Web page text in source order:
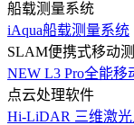
船载测量系统
iAqua船载测量系统
SLAM便携式移动
NEW L3 Pro全能移
点云处理软件
Hi-LiDAR 三维激